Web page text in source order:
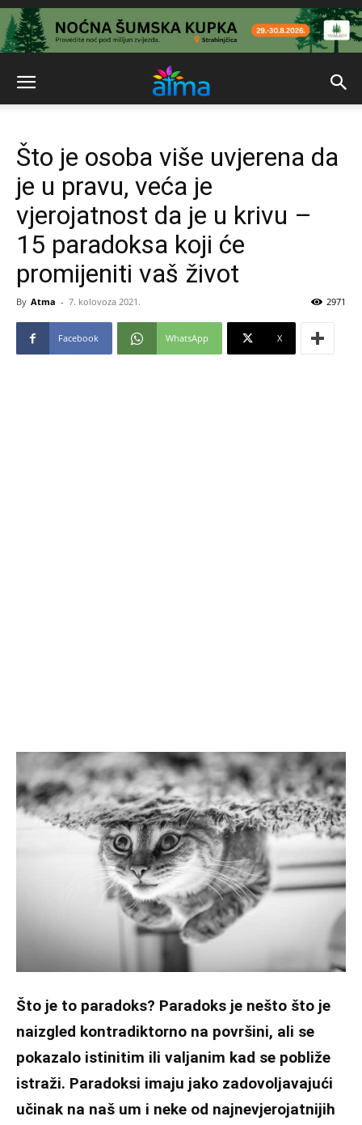
Što je osoba više uvjerena da
je u pravu, veća je
vjerojatnost da je u krivu –
15 paradoksa koji će
promijeniti vaš život
By Atma - 7. kolovoza 2021. 2971
Facebook WhatsApp X
Što je to paradoks? Paradoks je nešto što je
naizgled kontradiktorno na površini, ali se
pokazalo istinitim ili valjanim kad se pobliže
istraži. Paradoksi imaju jako zadovoljavajući
učinak na naš um i neke od najnevjerojatnijih